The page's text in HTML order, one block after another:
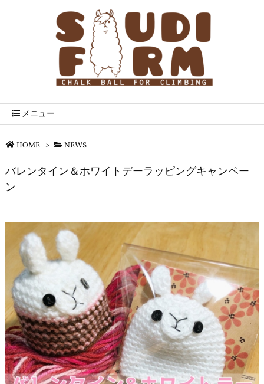
メニュー
HOME > NEWS
バレンタイン＆ホワイトデーラッピングキャンペー
ン